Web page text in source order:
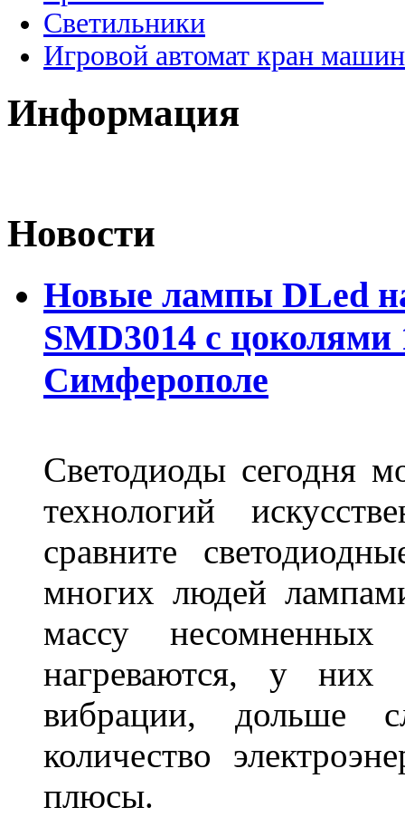
Светильники
Игровой автомат кран
Информация
Новости
Новые лампы DLed
SMD3014 с цоколями
Симферополе
Светодиоды сегодня
технологий
сравните
многих людей
массу
нагреваются, у них
вибрации, дольше
количество
плюсы.